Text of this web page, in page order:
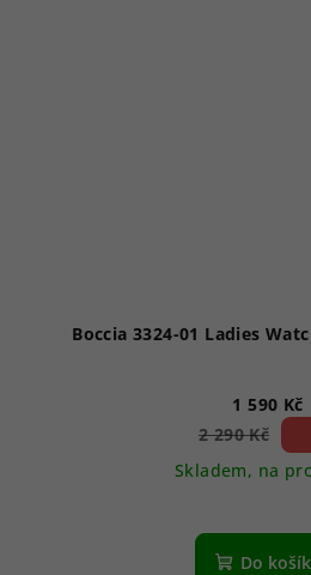
Boccia 3324-01 Ladies
1 590 Kč
2 290 Kč
Skladem, na
Do